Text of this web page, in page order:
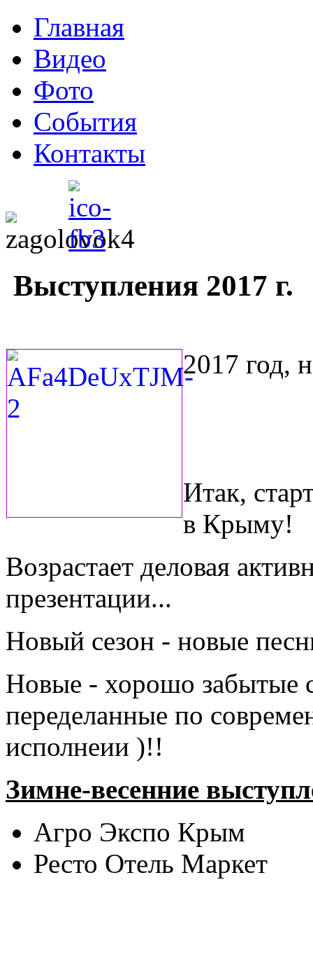
Главная
Видео
Фото
События
Контакты
Выступления 2017 г.
2017 год,
Итак,
в Крыму!
Возрастает деловая
презентации...
Новый сезон - новые
Новые - хорошо забытые
переделанные по
исполнеии )!!
Зимне-весенние
Агро Экспо Крым
Ресто Отель Маркет